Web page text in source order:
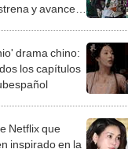
y avances
drama chino:
los capítulos
Netflix que
inspirado en la